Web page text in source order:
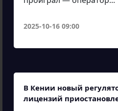
2025-10-16 09:00
В Кении новый
лицензий